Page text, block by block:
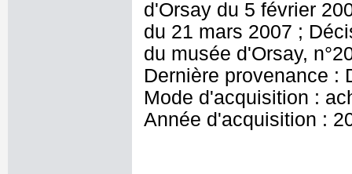
d'Orsay du 5 février
du 21 mars 2007 ;
du musée d'Orsay,
Dernière provenance :
Mode d'acquisition :
Année d'acquisition :